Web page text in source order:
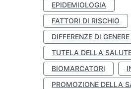
EPIDEMIOLOGIA
FATTORI DI RISCHIO
DIFFERENZE DI GENERE
TUTELA DELLA
BIOMARCATORI
PROMOZIONE DELLA